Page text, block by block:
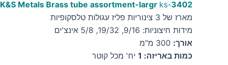
K&S Metals Brass tube assortment-largr ks-3402
מארז של 3 צינוריות פליז עגולות טלסקופיות
מידות חיצוניות: 9/16, 19/32, 5/8 אינצ'ים
אורך:
כמות באריזה: 1
יח' מכל קוטר